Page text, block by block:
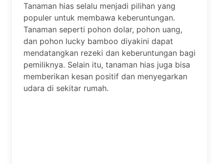
Tanaman hias selalu menjadi pilihan yang
populer untuk membawa keberuntungan.
Tanaman seperti pohon dolar, pohon uang,
dan pohon lucky bamboo diyakini dapat
mendatangkan rezeki dan keberuntungan bagi
pemiliknya. Selain itu, tanaman hias juga bisa
memberikan kesan positif dan menyegarkan
udara di sekitar rumah.